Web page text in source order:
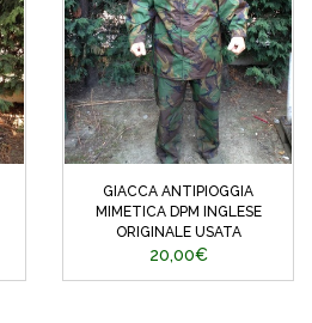
GIACCA ANTIPIOGGIA
MIMETICA DPM INGLESE
ORIGINALE USATA
20,00€